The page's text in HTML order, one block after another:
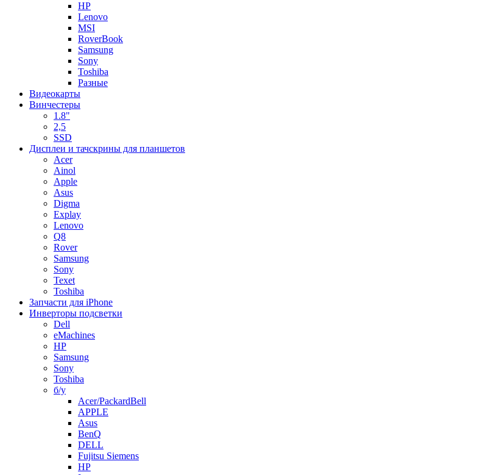
HP
Lenovo
MSI
RoverBook
Samsung
Sony
Toshiba
Разные
Видеокарты
Винчестеры
1.8"
2,5
SSD
Дисплеи и тачскрины для планшетов
Acer
Ainol
Apple
Asus
Digma
Explay
Lenovo
Q8
Rover
Samsung
Sony
Texet
Toshiba
Запчасти для iPhone
Инверторы подсветки
Dell
eMachines
HP
Samsung
Sony
Toshiba
б/у
Acer/PackardBell
APPLE
Asus
BenQ
DELL
Fujitsu Siemens
HP